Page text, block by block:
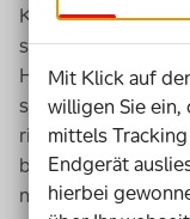
Krankenkasse am
solle dann eben
Haus verlasse oder
sehr emotional
richtig verstanden
bestätigte. Danach
niedergeschlagen
Mit Klick auf
willigen Sie ein,
mittels
Endgerät
hierbei